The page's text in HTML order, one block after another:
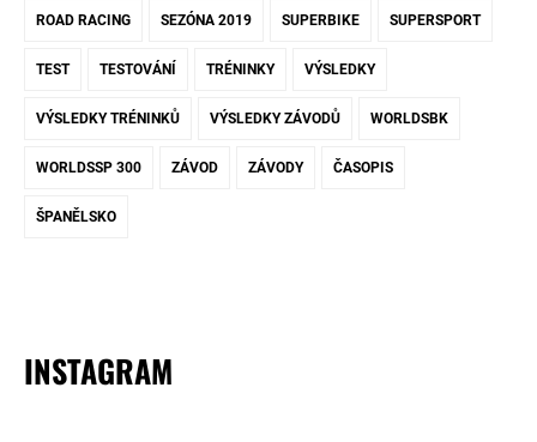
ROAD RACING SEZÓNA 2019 SUPERBIKE SUPERSPORT
TEST TESTOVÁNÍ TRÉNINKY VÝSLEDKY
VÝSLEDKY TRÉNINKŮ VÝSLEDKY ZÁVODŮ WORLDSBK
WORLDSSP 300 ZÁVOD ZÁVODY ČASOPIS
ŠPANĚLSKO
INSTAGRAM